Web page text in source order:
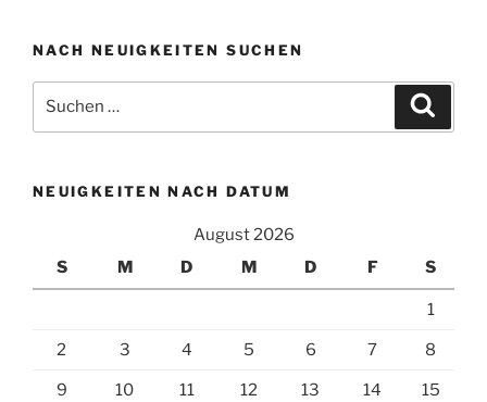
NACH NEUIGKEITEN SUCHEN
nach:
NEUIGKEITEN NACH DATUM
August 2026
S
M D M D F S
1
2 3 4 5 6 7 8
9 10 11 12 13 14 15